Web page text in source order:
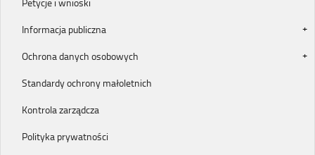
Informacja publiczna
Ochrona danych osobowych
Standardy ochrony małoletnich
Kontrola zarządcza
Polityka prywatności